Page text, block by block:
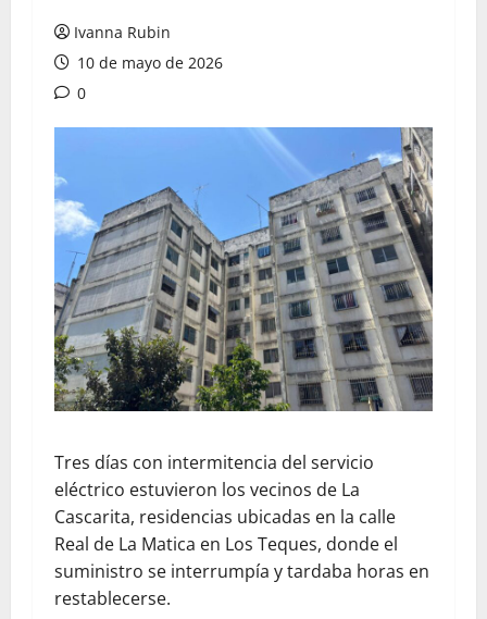
Ivanna Rubin
10 de mayo de 2026
0
Tres días con intermitencia del servicio
eléctrico estuvieron los vecinos de La
Cascarita, residencias ubicadas en la calle
Real de La Matica en Los Teques, donde el
suministro se interrumpía y tardaba horas en
restablecerse.